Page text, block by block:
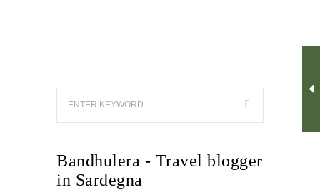
Bandhulera - Travel blogger
in Sardegna